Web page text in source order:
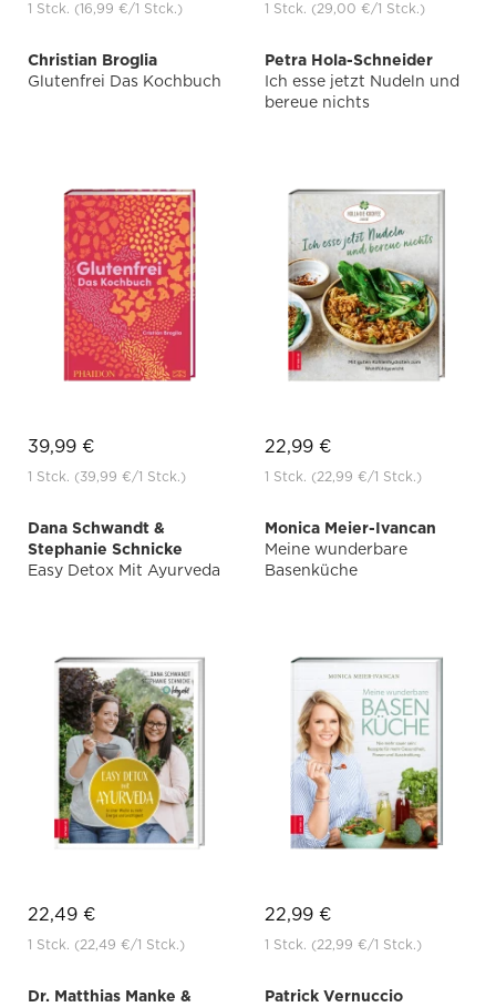
1 Stck. (16,99 €/1 Stck.) 1 Stck. (29,00 €/1 Stck.)
Christian Broglia
Glutenfrei Das Kochbuch
39,99 €
1 Stck. (39,99 €/1 Stck.)
Petra Hola-Schneider
Ich esse jetzt Nudeln und
bereue nichts
22,99 €
1 Stck. (22,99 €/1 Stck.)
Dana Schwandt &
Stephanie Schnicke
Easy Detox Mit Ayurveda
22,49 €
1 Stck. (22,49 €/1 Stck.)
Monica Meier-Ivancan
Meine wunderbare
Basenküche
22,99 €
1 Stck. (22,99 €/1 Stck.)
Dr. Matthias Manke &
Patrick Vernuccio